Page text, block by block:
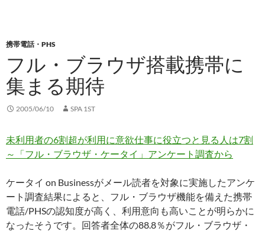
携帯電話・PHS
フル・ブラウザ搭載携帯に
集まる期待
2005/06/10 SPA 1ST
未利用者の6割超が利用に意欲仕事に役立つと見る人は7割
～「フル・ブラウザ・ケータイ」アンケート調査から
ケータイ on Businessがメール読者を対象に実施したアンケ
ート調査結果によると、フル・ブラウザ機能を備えた携帯
電話/PHSの認知度が高く、利用意向も高いことが明らかに
なったそうです。回答者全体の88.8％がフル・ブラウザ・